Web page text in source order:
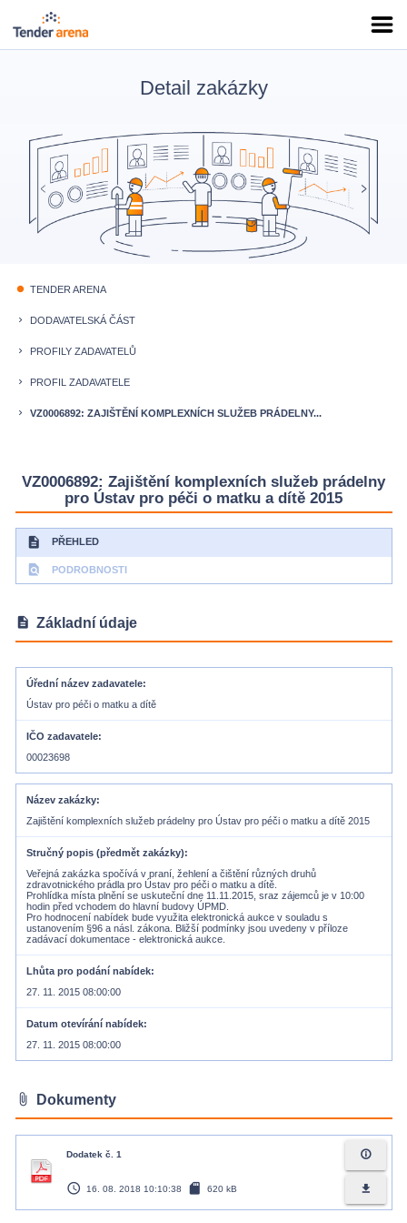
Detail zakázky
fiber_manual_record TENDER ARENA
keyboard_arrow_right DODAVATELSKÁ ČÁST
keyboard_arrow_right PROFILY ZADAVATELŮ
keyboard_arrow_right PROFIL ZADAVATELE
keyboard_arrow_right VZ0006892: ZAJIŠTĚNÍ KOMPLEXNÍCH SLUŽEB PRÁDELNY...
VZ0006892: Zajištění komplexních služeb prádelny
pro Ústav pro péči o matku a dítě 2015
description PŘEHLED
find_in_page PODROBNOSTI
description Základní údaje
Úřední název zadavatele
Ústav pro péči o matku a dítě
IČO zadavatele
00023698
Název zakázky
Zajištění komplexních služeb prádelny pro Ústav pro péči o matku a dítě 2015
Stručný popis (předmět zakázky)
Veřejná zakázka spočívá v praní, žehlení a čištění různých druhů
zdravotnického prádla pro Ústav pro péči o matku a dítě.
Prohlídka místa plnění se uskuteční dne 11.11.2015, sraz zájemců je v 10:00
hodin před vchodem do hlavní budovy ÚPMD.
Pro hodnocení nabídek bude využita elektronická aukce v souladu s
ustanovením §96 a násl. zákona. Bližší podmínky jsou uvedeny v příloze
zadávací dokumentace - elektronická aukce.
Lhůta pro podání nabídek
27. 11. 2015 08:00:00
Datum otevírání nabídek
27. 11. 2015 08:00:00
attach_file Dokumenty
Dodatek č. 1
access_time 16. 08. 2018 10:10:38 sd_card 620 kB
info_outline
file_download